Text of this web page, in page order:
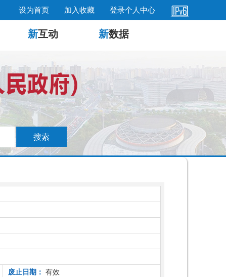
设为首页 加入收藏 登录个人中心
新互动 新数据
废止日期： 有效